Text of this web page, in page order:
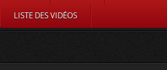
LISTE DES VIDÉOS